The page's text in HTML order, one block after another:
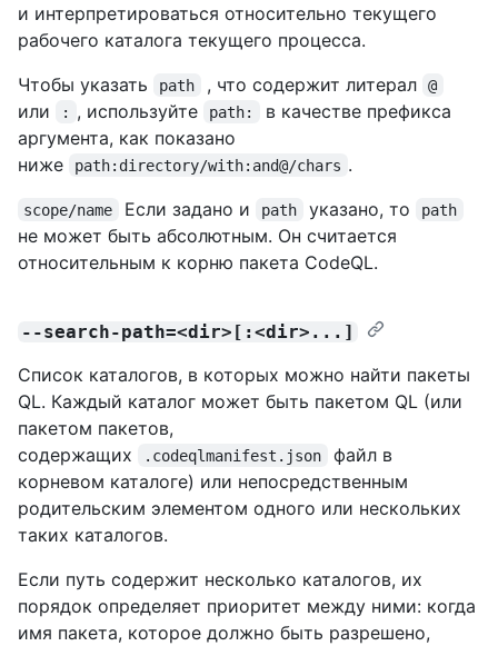
и интерпретироваться относительно текущего
рабочего каталога текущего процесса.
Чтобы указать
path , что содержит литерал @
или : , используйте path:
в качестве префикса
аргумента, как показано
ниже
path:directory/with:and@/chars .
scope/name Если задано и path указано, то path
не может быть абсолютным. Он считается
относительным к корню пакета CodeQL.
--search-path=<dir>[:<dir>...]
Список каталогов, в которых можно найти пакеты
QL. Каждый каталог может быть пакетом QL (или
пакетом пакетов,
содержащих
.codeqlmanifest.json
файл в
корневом каталоге) или непосредственным
родительским элементом одного или нескольких
таких каталогов.
Если путь содержит несколько каталогов, их
порядок определяет приоритет между ними: когда
имя пакета, которое должно быть разрешено,